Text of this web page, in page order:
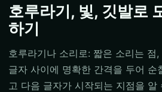
호루라기, 빛, 깃발로
하기
호루라기나 소리로: 짧은 소리는 점
글자 사이에 명확한 간격을 두어 순
고 다음 글자가 시작되는 지점을 알